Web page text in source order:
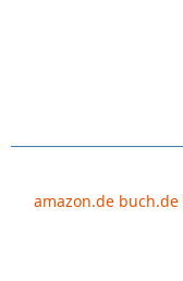
amazon.de buch.de